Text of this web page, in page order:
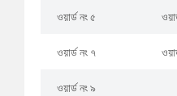
ওয়ার্ড নং ৫
ওয়ার্ড নং ৭
ওয়ার্ড নং ৯